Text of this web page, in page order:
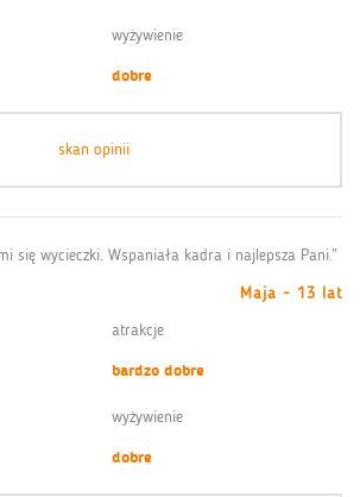
wyżywienie
dobre
skan opinii
się wycieczki. Wspaniała kadra i najlepsza Pani.”
Maja - 13 lat
atrakcje
bardzo dobre
wyżywienie
dobre